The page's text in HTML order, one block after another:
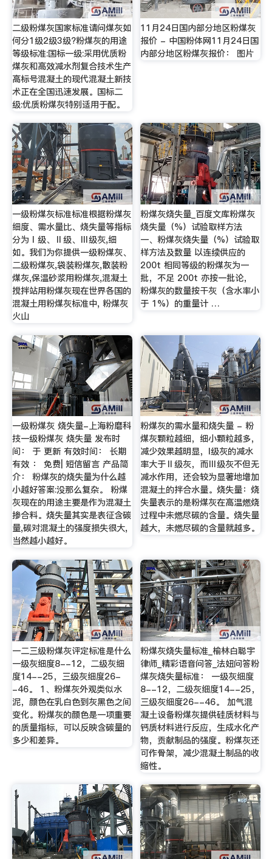
二级粉煤灰国家标准请问煤灰如
何分1级2级3级?粉煤灰的用途
等级标准:国标一级:采用优质粉
煤灰和高效减水剂复合技术生产
高标号混凝土的现代混凝土新技
术正在全国迅速发展。国标二
级:优质粉煤灰特别适用于配。
11月24日国内部分地区粉煤灰
报价 - 中国粉体网11月24日国
内部分地区粉煤灰报价： 图片
一级粉煤灰标准标准根据粉煤灰
细度、需水量比、烧失量等指标
分为Ⅰ级、Ⅱ级、Ⅲ级灰,细
如。我们为你提供一级粉煤灰、
二级粉煤灰,袋装粉煤灰,散装粉
煤灰,保温砂浆用粉煤灰,混凝土
搅拌站用粉煤灰现在世界各国的
混凝土用粉煤灰标准中, 粉煤灰
火山
粉煤灰烧失量_百度文库粉煤灰
烧失量（%）试验取样方法
一、粉煤灰烧失量（%）试验取
样方法及数量 以连续供应的
200t 相同等级的粉煤灰为一
批，不足 200t 亦按一批论，
粉煤灰的数量按干灰（含水率小
于 1%）的重量计 …
一级粉煤灰 烧失量-上海粉磨科
技一级粉煤灰 烧失量 发布时
间： 于 更新 有效时间： 长期
有效 ： 免费| 短信留言 产品简
介： 粉煤灰的烧失量为什么越
小越好答案:没那么复杂。 粉煤
灰现在的用途主要是作为混凝土
掺合料。烧失量其实是表征含碳
量,碳对混凝土的强度损失很大,
当然越小越好。
粉煤灰的需水量和烧失量 - 粉
煤灰颗粒越细，细小颗粒越多，
减少效果越明显，I级灰的减水
率大于Ⅱ级灰，而Ⅲ级灰不但无
减水作用，还会较为显著地增加
混凝土的拌合水量。烧失量：烧
失量表示的是粉煤灰在高温燃烧
过程中未燃尽碳的含量。烧失量
越大，未燃尽碳的含量就越多。
一二三级粉煤灰评定标准是什么
一级灰细度8--12，二级灰细
度14--25，三级灰细度26-
-46。 1、粉煤灰外观类似水
泥，颜色在乳白色到灰黑色之间
变化。粉煤灰的颜色是一项重要
的质量指标，可以反映含碳量的
多少和差异。
粉煤灰烧失量标准_榆林白聪宇
律师_精彩语音问答_法妞问答粉
煤灰烧失量标准： 一级灰细度
8--12，二级灰细度14--25，
三级灰细度26--46。 加气混
凝土设备粉煤灰提供硅质材料与
钙质材料进行反应，生成水化产
物，贡献制品的强度。粉煤灰还
可作骨架，减少混凝土制品的收
缩性。